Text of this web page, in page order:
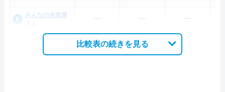
みんなの水道屋
比較表の続きを見る